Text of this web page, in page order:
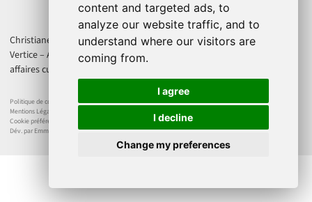
content and targeted ads, to
analyze our website traffic, and to
understand where our visitors are
coming from.
I agree
I decline
Change my preferences
Christiane Jatahy est artiste associée au CENTQUATRE-PARIS. La Cie
Vertice – Axis Produtions est soutenue par la Direction régionale des
affaires culturelles d'Île-de-France et le Ministère de la Culture France.
Politique de confidentialité
Mentions Légales
Cookie préférences
Dév. par Emmanuel Dejonghe